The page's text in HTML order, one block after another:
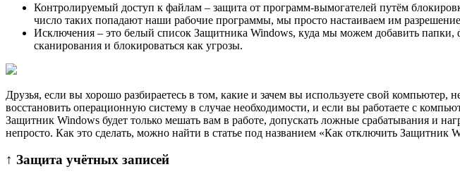
Контролируемый доступ к файлам – защита от программ-вымогателей путём
число таких попадают наши рабочие программы, мы просто настаиваем им
Исключения – это белый список Защитника Windows, куда мы можем добавить папки,
сканирования и блокироваться как угрозы.
Друзья, если вы хорошо разбираетесь в том, какие и зачем вы используете свой
восстановить операционную систему в случае необходимости, и если вы работаете с
Защитник Windows будет только мешать вам в работе, допускать ложные срабатывания и
непросто. Как это сделать, можно найти в статье под названием «Как отключить Защитник
↑ Защита учётных записей